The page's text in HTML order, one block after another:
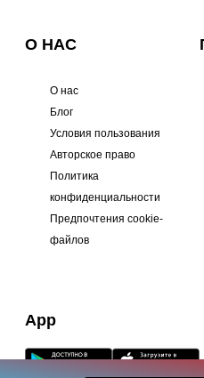
О НАС
О нас
Блог
Условия пользования
Авторское право
Политика
конфиденциальности
Предпочтения cookie-
файлов
App